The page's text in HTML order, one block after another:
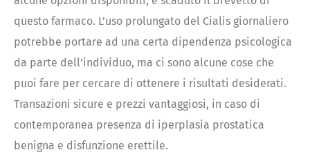
questo farmaco. L’uso prolungato del Cialis giornaliero
potrebbe portare ad una certa dipendenza psicologica
da parte dell’individuo, ma ci sono alcune cose che
puoi fare per cercare di ottenere i risultati desiderati.
Transazioni sicure e prezzi vantaggiosi, in caso di
contemporanea presenza di iperplasia prostatica
benigna e disfunzione erettile.